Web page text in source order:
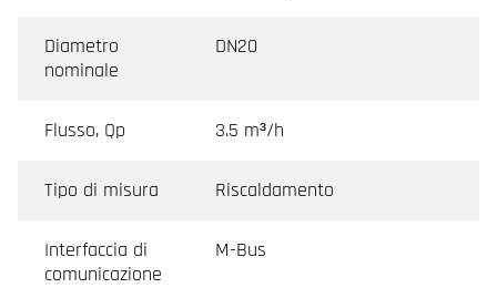
Diametro
nominale
DN20
Flusso, Qp 3.5 m³/h
Tipo di misura Riscaldamento
Interfaccia di
comunicazione
M-Bus